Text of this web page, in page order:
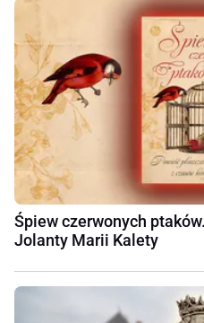
Śpiew czerwonych
Jolanty Marii Kalety